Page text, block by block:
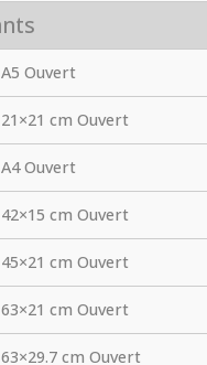
Ouvert
cm Ouvert
Ouvert
cm Ouvert
cm Ouvert
cm Ouvert
cm Ouvert